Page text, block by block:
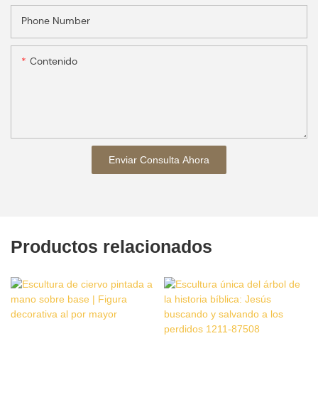
Phone Number
Contenido
Enviar Consulta Ahora
Productos relacionados